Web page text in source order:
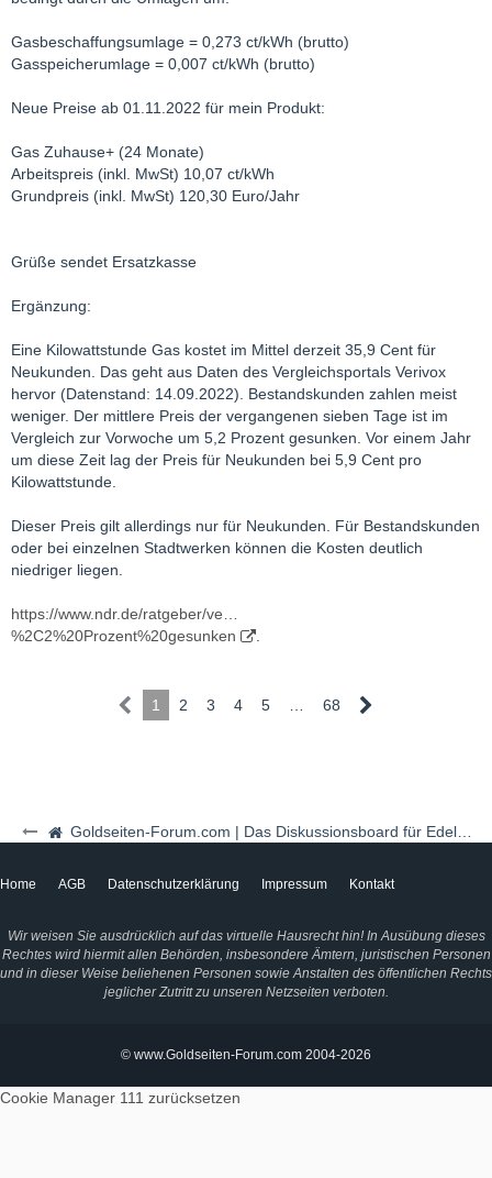
Goldseiten-Forum.com | Das Diskussionsboard für Edelmetalle & Rohstoffe
Gasbeschaffungsumlage = 0,273 ct/kWh (brutto)
Gasspeicherumlage = 0,007 ct/kWh (brutto)
Neue Preise ab 01.11.2022 für mein Produkt:
Gas Zuhause+ (24 Monate)
Arbeitspreis (inkl. MwSt) 10,07 ct/kWh
Grundpreis (inkl. MwSt) 120,30 Euro/Jahr
Grüße sendet Ersatzkasse
Ergänzung:
Eine Kilowattstunde Gas kostet im Mittel derzeit 35,9 Cent für
Neukunden. Das geht aus Daten des Vergleichsportals Verivox
hervor (Datenstand: 14.09.2022). Bestandskunden zahlen meist
weniger. Der mittlere Preis der vergangenen sieben Tage ist im
Vergleich zur Vorwoche um 5,2 Prozent gesunken. Vor einem Jahr
um diese Zeit lag der Preis für Neukunden bei 5,9 Cent pro
Kilowattstunde.
Dieser Preis gilt allerdings nur für Neukunden. Für Bestandskunden
oder bei einzelnen Stadtwerken können die Kosten deutlich
niedriger liegen.
https://www.ndr.de/ratgeber/ve…
%2C2%20Prozent%20gesunken
1 2 3 4 5 68
Home AGB Datenschutzerklärung Impressum Kontakt
Wir weisen Sie ausdrücklich auf das virtuelle Hausrecht hin! In Ausübung dieses
Rechtes wird hiermit allen Behörden, insbesondere Ämtern, juristischen Personen
und in dieser Weise beliehenen Personen sowie Anstalten des öffentlichen Rechts
jeglicher Zutritt zu unseren Netzseiten verboten.
© www.Goldseiten-Forum.com 2004-2026
Cookie Manager 111 zurücksetzen